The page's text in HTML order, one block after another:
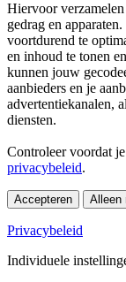
Hiervoor
gedrag en
voortdurend te
en inhoud te tonen
kunnen jouw
aanbieders en je
advertentiekanalen,
diensten.
Controleer voordat
privacybeleid.
Accepteren Alleen
Privacybeleid
Individuele